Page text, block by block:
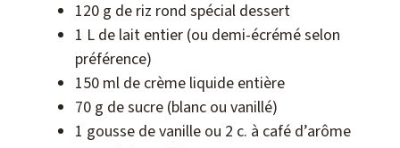
120 g de riz rond spécial dessert
1 L de lait entier (ou demi-écrémé selon
préférence)
150 ml de crème liquide entière
70 g de sucre (blanc ou vanillé)
1 gousse de vanille ou 2 c. à café d’arôme